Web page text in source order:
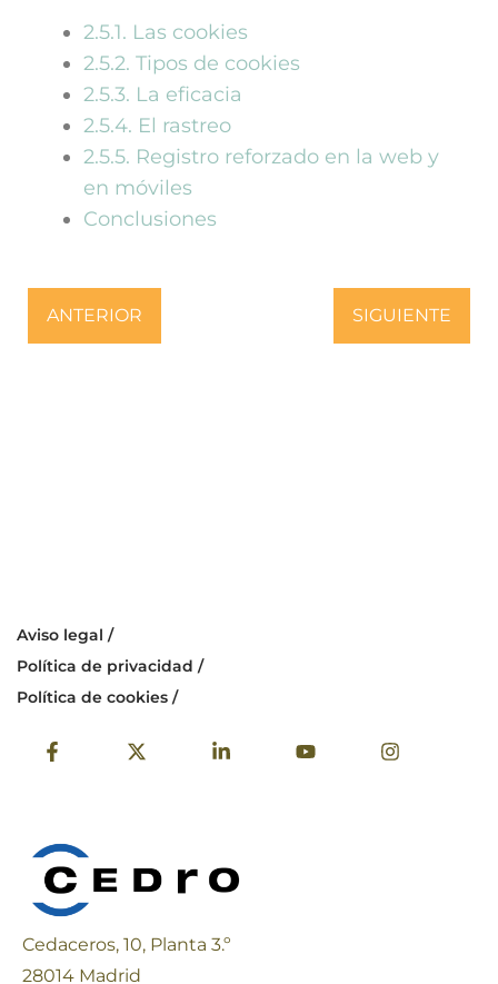
2.5.1. Las cookies​
2.5.2. Tipos de cookies​
2.5.3. La eficacia​
2.5.4. El rastreo​
2.5.5. Registro reforzado en la web y
en móviles​
Conclusiones​
ANTERIOR SIGUIENTE
Aviso legal /
Política de privacidad /
Política de cookies /
Cedaceros, 10, Planta 3.º
28014 Madrid